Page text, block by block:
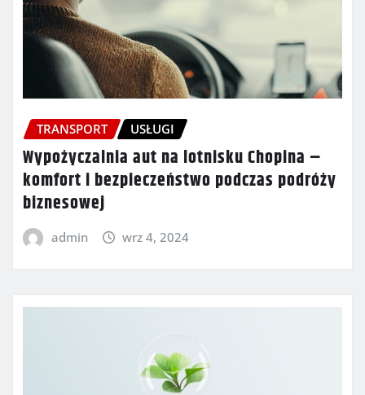
TRANSPORT USŁUGI
Wypożyczalnia aut na lotnisku Chopina –
komfort i bezpieczeństwo podczas podróży
biznesowej
admin wrz 4, 2024